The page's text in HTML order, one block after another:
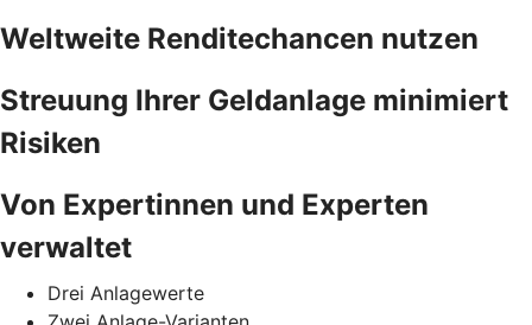
Weltweite Renditechancen nutzen
Streuung Ihrer Geldanlage minimiert
Risiken
Von Expertinnen und Experten
verwaltet
Drei Anlagewerte